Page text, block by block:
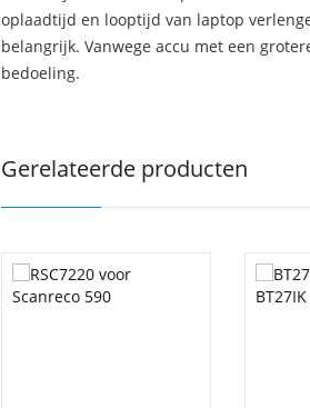
oplaadtijd en looptijd van laptop
belangrijk. Vanwege accu met een
bedoeling.
Gerelateerde producten